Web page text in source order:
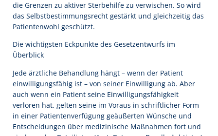
die Grenzen zu aktiver Sterbehilfe zu verwischen. So wird
das Selbstbestimmungsrecht gestärkt und gleichzeitig das
Patientenwohl geschützt.
Die wichtigsten Eckpunkte des Gesetzentwurfs im
Überblick
Jede ärztliche Behandlung hängt – wenn der Patient
einwilligungsfähig ist – von seiner Einwilligung ab. Aber
auch wenn ein Patient seine Einwilligungsfähigkeit
verloren hat, gelten seine im Voraus in schriftlicher Form
in einer Patientenverfügung geäußerten Wünsche und
Entscheidungen über medizinische Maßnahmen fort und